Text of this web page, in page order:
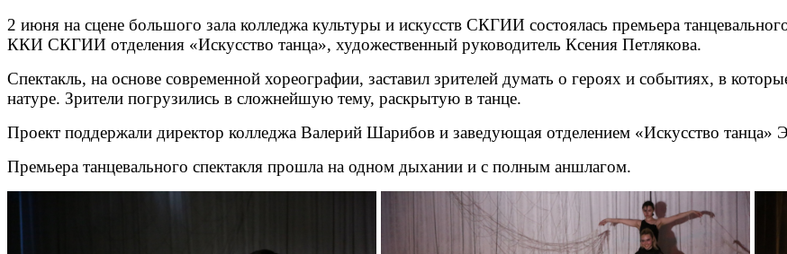
2 июня на сцене большого зала колледжа культуры и искусств СКГИИ состоялась премьера
ККИ СКГИИ отделения «Искусство танца», художественный руководитель Ксения Петлякова.
Спектакль, на основе современной хореографии, заставил зрителей думать о героях и событиях, в
натуре. Зрители погрузились в сложнейшую тему, раскрытую в танце.
Проект поддержали директор колледжа Валерий Шарибов и заведующая отделением «Искусство танца»
Премьера танцевального спектакля прошла на одном дыхании и с полным аншлагом.